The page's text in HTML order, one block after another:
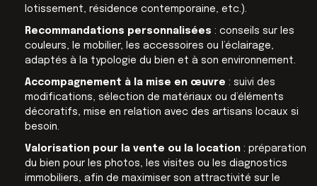
lotissement, résidence contemporaine, etc.).
Recommandations personnalisées : conseils sur les
couleurs, le mobilier, les accessoires ou l’éclairage,
adaptés à la typologie du bien et à son environnement.
Accompagnement à la mise en œuvre : suivi des
modifications, sélection de matériaux ou d’éléments
décoratifs, mise en relation avec des artisans locaux si
besoin.
Valorisation pour la vente ou la location : préparation
du bien pour les photos, les visites ou les diagnostics
immobiliers, afin de maximiser son attractivité sur le